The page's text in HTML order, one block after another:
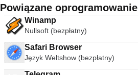
Powiązane oprogramowanie
Winamp
Nullsoft (bezpłatny)
Safari Browser
Język Weltshow (bezpłatny)